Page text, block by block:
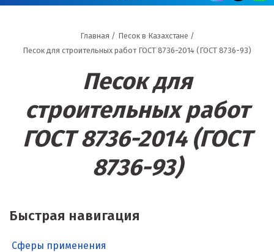
Главная / Песок в Казахстане /
Песок для строительных работ ГОСТ 8736-2014 (ГОСТ 8736-93)
Песок для
строительных работ
ГОСТ 8736-2014 (ГОСТ
8736-93)
Быстрая навигация
Сферы применения